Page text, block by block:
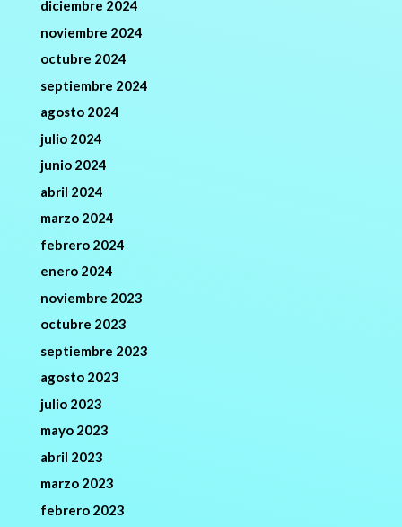
diciembre 2024
noviembre 2024
octubre 2024
septiembre 2024
agosto 2024
julio 2024
junio 2024
abril 2024
marzo 2024
febrero 2024
enero 2024
noviembre 2023
octubre 2023
septiembre 2023
agosto 2023
julio 2023
mayo 2023
abril 2023
marzo 2023
febrero 2023